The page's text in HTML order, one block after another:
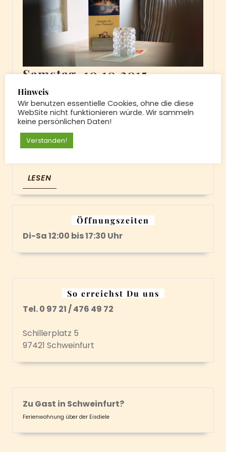
Samstag, 10.10.2015Samstag,
10. Oktober 2015
Oktober
2015
Heute: Kokos-Mango*, Marzipan,
Waldfrucht*, Maracuja*, Haselnuss,
Erdbeere*, Vanille und Basilikum.
LESEN
Öffnungszeiten
Di-Sa 12:00 bis 17:30 Uhr
So erreichst Du uns
Tel. 0 97 21 / 476 49 72
Schillerplatz 5
97421 Schweinfurt
Zu Gast in Schweinfurt?
Ferienwohnung über der Eisdiele
Hinweis
Wir benutzen essentielle Cookies, ohne die diese
WebSite nicht funktionieren würde. Wir sammeln
keine persönlichen Daten!
Verstanden!